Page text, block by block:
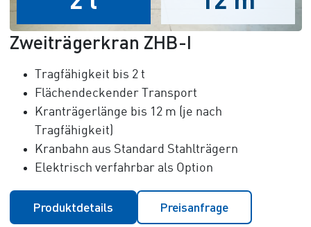
Zweiträgerkran ZHB-I
Tragfähigkeit bis 2 t
Flächendeckender Transport
Kranträgerlänge bis 12 m (je nach
Tragfähigkeit)
Kranbahn aus Standard Stahlträgern
Elektrisch verfahrbar als Option
Produktdetails Preisanfrage